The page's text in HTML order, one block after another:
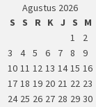
Agustus 2026
S
S R K J S
M
1
2
3
4 5 6 7 8
9
10 11 12 13 14 15 16
17 18 19 20 21 22 23
24 25 26 27 28 29 30